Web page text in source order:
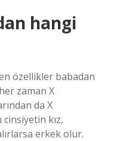
hangi
özellikler babadan
zaman X
da X
kız,
erkek olur.